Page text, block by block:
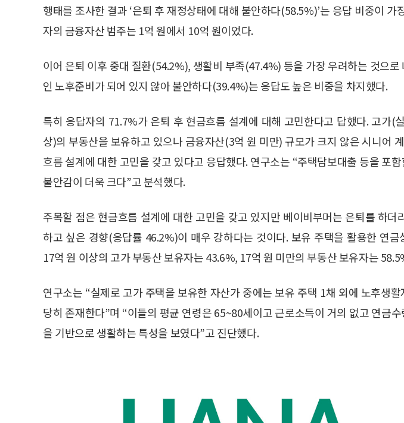
행태를 조사한 결과 ‘은퇴 후 재정상태에 대해 불안하다(58.5%)’는 응답 비중이 가
자의 금융자산 범주는 1억 원에서 10억 원이었다.
이어 은퇴 이후 중대 질환(54.2%), 생활비 부족(47.4%) 등을 가장 우려하는 것으로
인 노후준비가 되어 있지 않아 불안하다(39.4%)는 응답도 높은 비중을 차지했다.
특히 응답자의 71.7%가 은퇴 후 현금흐름 설계에 대해 고민한다고 답했다. 고가(
상)의 부동산을 보유하고 있으나 금융자산(3억 원 미만) 규모가 크지 않은 시니어
흐름 설계에 대한 고민을 갖고 있다고 응답했다. 연구소는 “주택담보대출 등을 포
불안감이 더욱 크다”고 분석했다.
주목할 점은 현금흐름 설계에 대한 고민을 갖고 있지만 베이비부머는 은퇴를 하더
하고 싶은 경향(응답률 46.2%)이 매우 강하다는 것이다. 보유 주택을 활용한 연금
17억 원 이상의 고가 부동산 보유자는 43.6%, 17억 원 미만의 부동산 보유자는
연구소는 “실제로 고가 주택을 보유한 자산가 중에는 보유 주택 1채 외에 노후생
당히 존재한다”며 “이들의 평균 연령은 65~80세이고 근로소득이 거의 없고 연금
을 기반으로 생활하는 특성을 보였다”고 진단했다.